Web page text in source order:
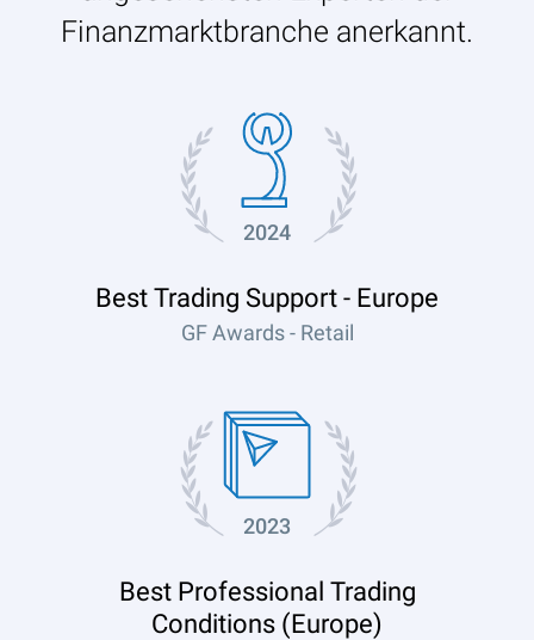
Finanzmarktbranche anerkannt.
2024
Best Trading Support - Europe
GF Awards - Retail
2023
Best Professional Trading
Conditions (Europe)